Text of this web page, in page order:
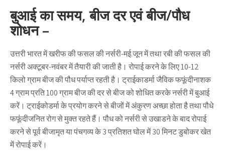
बुआई का समय, बीज दर एवं बीज/पौध
शोधन –
उत्तरी भारत में खरीफ की फसल की नर्सरी-मई.जून में तथा रबी की फसल की
नर्सरी अक्टूबर-नवंबर में तैयारी की जाती है। रोपाई करने के लिए 10-12
किलो ग्राम बीज की पौध पर्याप्त रहती है। ट्राईकाडर्मा जैविक फफूंदीनाशक
4 ग्राम प्रति 100 ग्राम बीज की दर से बीज को शोधित करके नर्सरी में बुआई
करें। ट्राईकोडर्मा के प्रयोग करने से बीजों में अंकुरण अच्छा होता है तथा पौधे
फफूंदीजनित रोग से मुक्त रहते हैं। पौध को नर्सरी से उखाडने के बाद रोपाई
करने से पूर्व बीजामृत या पंचगव्य के 3 प्रतिशत घोल में 30 मिनट डुबोकर खेत
में रोपाई करें।